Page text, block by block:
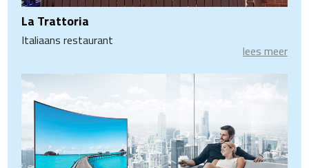
La Trattoria
Italiaans restaurant
lees meer